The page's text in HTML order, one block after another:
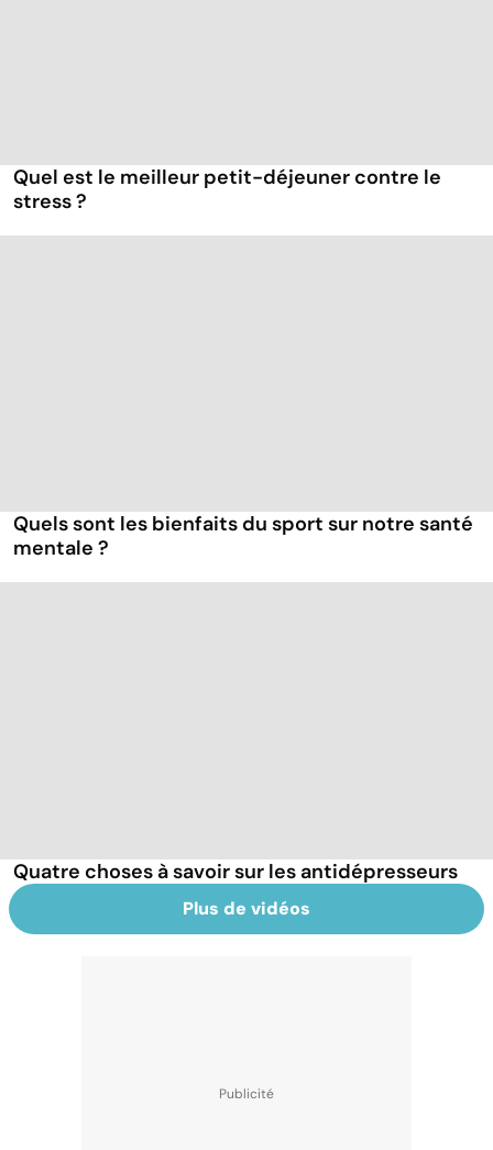
Quel est le meilleur petit-déjeuner contre le
stress ?
Quels sont les bienfaits du sport sur notre santé
mentale ?
Quatre choses à savoir sur les antidépresseurs
Plus de vidéos